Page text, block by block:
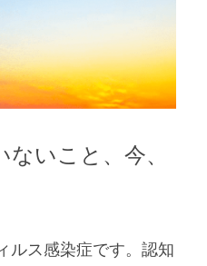
いこと、今、
ルス感染症です。認知